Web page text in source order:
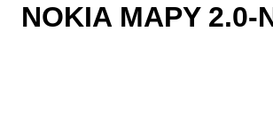
NOKIA MAPY 2.0-